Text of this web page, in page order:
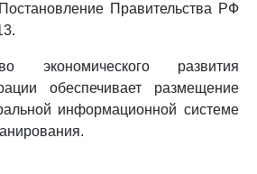
Правительства РФ
экономического развития
обеспечивает размещение
информационной системе